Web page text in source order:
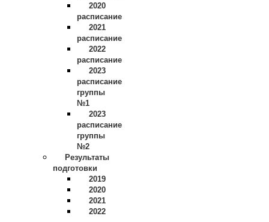
2020
расписание
2021
расписание
2022
расписание
2023
расписание
группы
№1
2023
расписание
группы
№2
Результаты
подготовки
2019
2020
2021
2022